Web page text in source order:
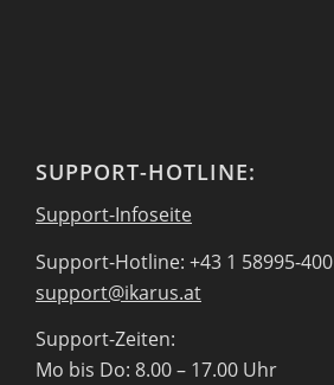
SUPPORT-HOTLINE:
Support-Infoseite
Support-Hotline: +43 1 58995-400
support@ikarus.at
Support-Zeiten:
Mo bis Do: 8.00 – 17.00 Uhr